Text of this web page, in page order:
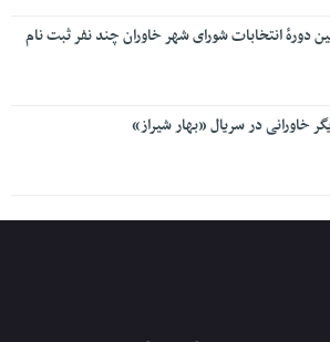
دورۀ انتخابات شورای شهر خاوران چند نفر ثبت نام
خاورانی در سریال «بهار شیراز»